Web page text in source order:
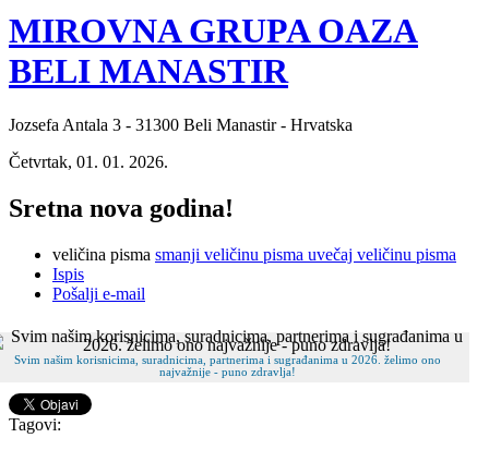
MIROVNA GRUPA OAZA
BELI MANASTIR
Jozsefa Antala 3 - 31300 Beli Manastir - Hrvatska
Četvrtak, 01. 01. 2026.
Sretna nova godina!
veličina pisma smanji veličinu pisma uvečaj veličinu pisma
Ispis
Pošalji e-mail
Svim našim korisnicima, suradnicima, partnerima i sugrađanima u 2026. želimo ono
najvažnije - puno zdravlja!
Tagovi: